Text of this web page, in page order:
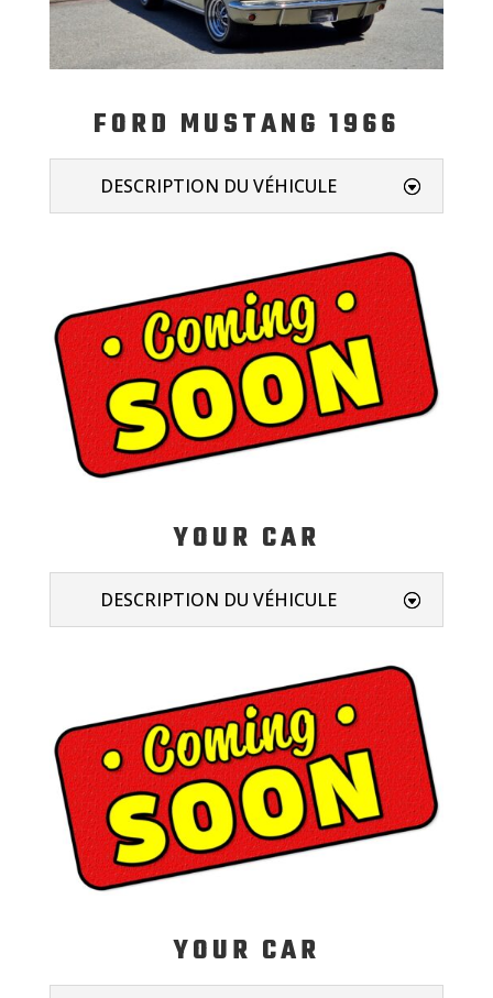
FORD MUSTANG 1966
DESCRIPTION DU VÉHICULE
YOUR CAR
DESCRIPTION DU VÉHICULE
YOUR CAR